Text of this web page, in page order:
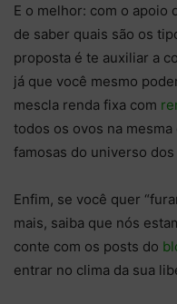
E o melhor: com o apoio
de saber quais são os
proposta é te auxiliar a
já que você mesmo
mescla renda fixa com
todos os ovos na mesma
famosas do universo
Enfim, se você quer
mais, saiba que nós
conte com os posts do
entrar no clima da sua